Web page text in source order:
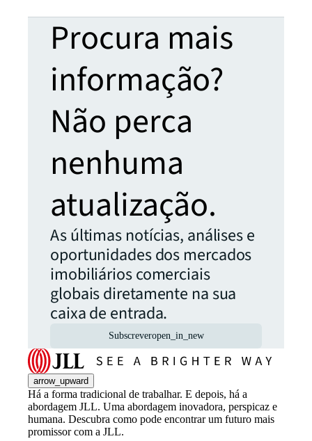
Procura mais
informação?
Não perca
nenhuma
atualização.
As últimas notícias, análises e
oportunidades dos mercados
imobiliários comerciais
globais diretamente na sua
caixa de entrada.
Subscreveropen_in_new
arrow_upward
Há a forma tradicional de trabalhar. E depois, há a
abordagem JLL. Uma abordagem inovadora, perspicaz e
humana. Descubra como pode encontrar um futuro mais
promissor com a JLL.